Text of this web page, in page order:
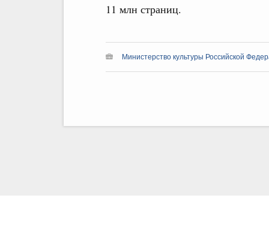
11 млн страниц.
Министерство культуры Российской